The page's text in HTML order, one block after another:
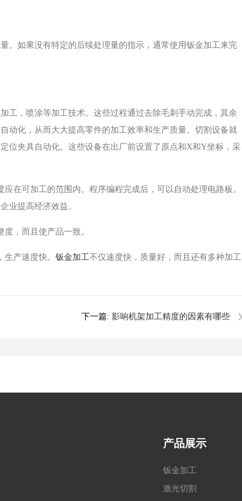
。如果没有特定的后续处理量的指示，通常使用钣金加工来完
工，喷涂等加工技术。这些过程通过去除毛刺手动完成，其余
动化，从而大大提高零件的加工效率和生产质量。切割设备就
位夹具自动化。这些设备在出厂前设置了原点和X和Y坐标，采
在可加工的范围内。程序编程完成后，可以自动处理电路板。
业提高经济效益。
，而且使产品一致。
产速度快。 钣金加工不仅速度快，质量好，而且还有多种加工
下一篇: 影响机架加工精度的因素有哪些
产品展示
钣金加工
激光切割